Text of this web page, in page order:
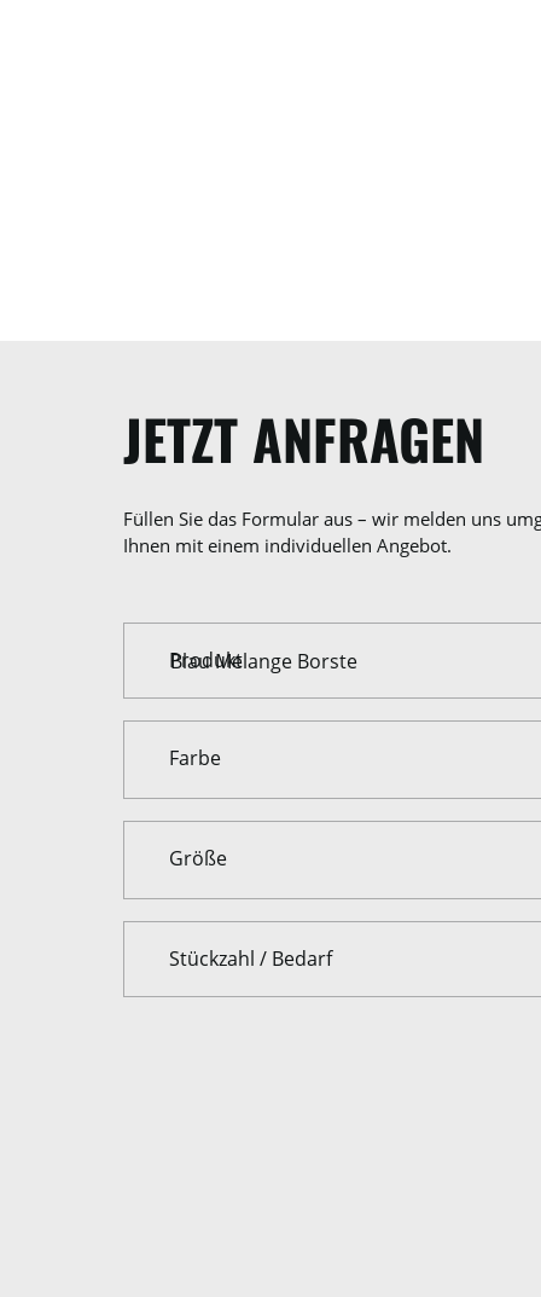
JETZT ANFRAGEN
Füllen Sie das Formular aus – wir melden uns
Ihnen mit einem individuellen Angebot.
Produkt
Farbe
Farbe
Größe
Größe
Stückzahl / Bedarf